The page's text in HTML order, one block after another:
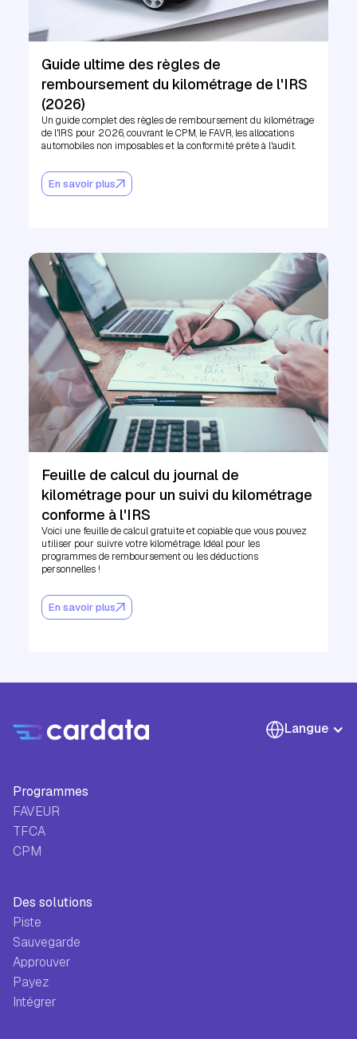
Guide ultime des règles de
remboursement du kilométrage de l'IRS
(2026)
Un guide complet des règles de remboursement du kilométrage
de l'IRS pour 2026, couvrant le CPM, le FAVR, les allocations
automobiles non imposables et la conformité prête à l'audit.
En savoir plus
Feuille de calcul du journal de
kilométrage pour un suivi du kilométrage
conforme à l'IRS
Voici une feuille de calcul gratuite et copiable que vous pouvez
utiliser pour suivre votre kilométrage. Idéal pour les
programmes de remboursement ou les déductions
personnelles !
En savoir plus
Langue
Programmes
FAVEUR
TFCA
CPM
Des solutions
Piste
Sauvegarde
Approuver
Payez
Intégrer